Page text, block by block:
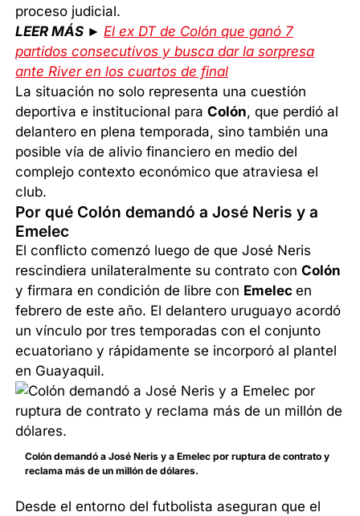
proceso judicial.
LEER MÁS ► El ex DT de Colón que ganó 7
partidos consecutivos y busca dar la sorpresa
ante River en los cuartos de final
La situación no solo representa una cuestión
deportiva e institucional paraColón, que perdió al
delantero en plena temporada, sino también una
posible vía de alivio financiero en medio del
complejo contexto económico que atraviesa el
club.
Por qué Colón demandó a José Neris y a
Emelec
El conflicto comenzó luego de que José Neris
rescindiera unilateralmente su contrato conColón
y firmara en condición de libre con Emelecen
febrero de este año. El delantero uruguayo acordó
un vínculo por tres temporadas con el conjunto
ecuatoriano y rápidamente se incorporó al plantel
en Guayaquil.
Colón demandó a José Neris y a Emelec por ruptura de contrato y
reclama más de un millón de dólares.
Desde el entorno del futbolista aseguran que el